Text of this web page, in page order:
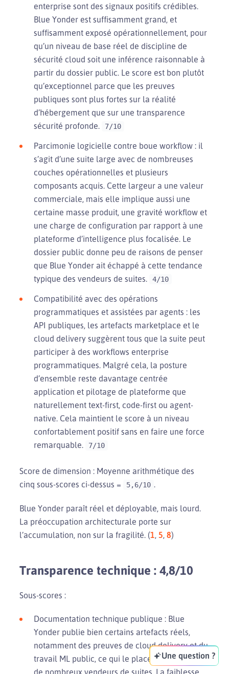
enterprise sont des signaux positifs crédibles.
Blue Yonder est suffisamment grand, et
suffisamment exposé opérationnellement, pour
qu’un niveau de base réel de discipline de
sécurité cloud soit une inférence raisonnable à
partir du dossier public. Le score est bon plutôt
qu’exceptionnel parce que les preuves
publiques sont plus fortes sur la réalité
d’hébergement que sur une transparence
sécurité profonde.
7/10
Parcimonie logicielle contre boue workflow : il
s’agit d’une suite large avec de nombreuses
couches opérationnelles et plusieurs
composants acquis. Cette largeur a une valeur
commerciale, mais elle implique aussi une
certaine masse produit, une gravité workflow et
une charge de configuration par rapport à une
plateforme d’intelligence plus focalisée. Le
dossier public donne peu de raisons de penser
que Blue Yonder ait échappé à cette tendance
typique des vendeurs de suites.
4/10
Compatibilité avec des opérations
programmatiques et assistées par agents : les
API publiques, les artefacts marketplace et le
cloud delivery suggèrent tous que la suite peut
participer à des workflows enterprise
programmatiques. Malgré cela, la posture
d’ensemble reste davantage centrée
application et pilotage de plateforme que
naturellement text-first, code-first ou agent-
native. Cela maintient le score à un niveau
confortablement positif sans en faire une force
remarquable.
7/10
Score de dimension : Moyenne arithmétique des
cinq sous-scores ci-dessus =
5,6/10 .
Blue Yonder paraît réel et déployable, mais lourd.
La préoccupation architecturale porte sur
l’accumulation, non sur la fragilité. (1, 5, 8)
Transparence technique : 4,8/10
Sous-scores :
Documentation technique publique : Blue
Yonder publie bien certains artefacts réels,
notamment des preuves de cloud delivery et du
travail ML public, ce qui le place déjà au-dessus
de nombreux vendeurs de suites. La faiblesse
Une question ?